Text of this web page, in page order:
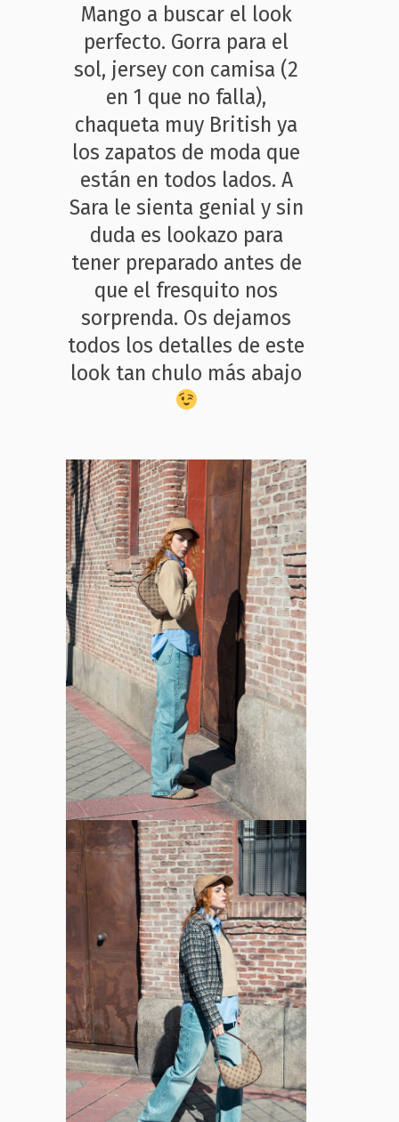
Mango a buscar el look
perfecto. Gorra para el
sol, jersey con camisa (2
en 1 que no falla),
chaqueta muy British ya
los zapatos de moda que
están en todos lados. A
Sara le sienta genial y sin
duda es lookazo para
tener preparado antes de
que el fresquito nos
sorprenda. Os dejamos
todos los detalles de este
look tan chulo más abajo